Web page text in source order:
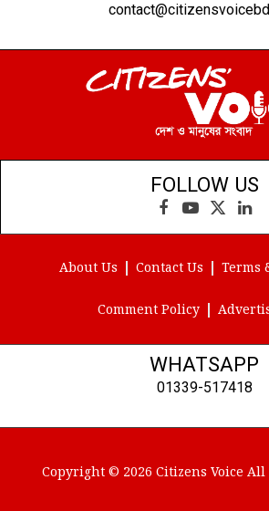
FOLLOW US
Facebook
YouTube
X
About Us Contact Us Terms
Comment Policy
WHATSAPP
01339-517418
Copyright © 2026 Citizens Voice